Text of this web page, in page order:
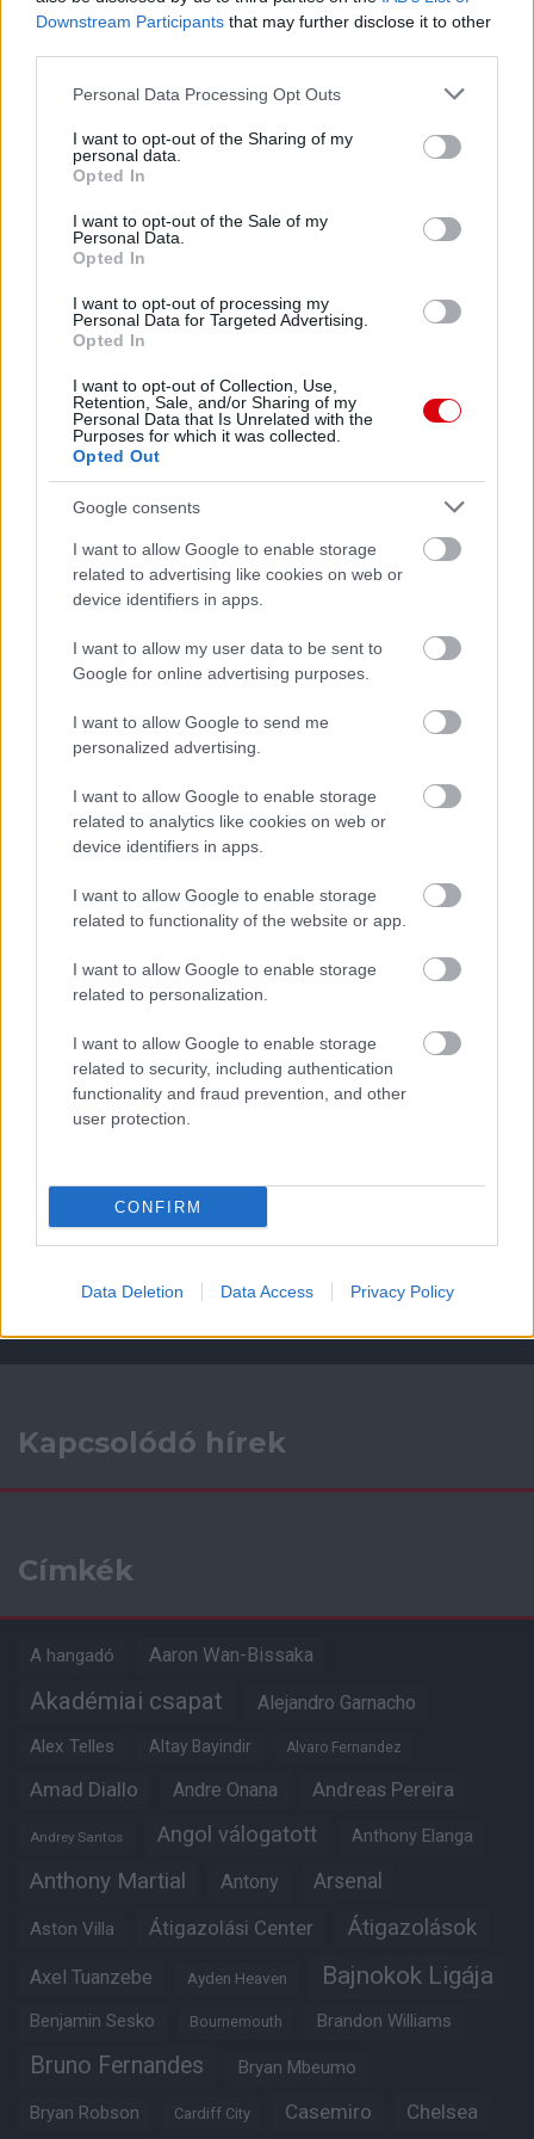
Downstream Participants that may further disclose it to other
Please note that this website/app uses one or more Google
not limited to your visit or usage behaviour. You may click to
grant or deny consent to Google and its third-party tags to
use your data for below specified purposes in below Google
consent section.
Personal Data Processing Opt Outs
I want to opt-out of the Sharing of my
personal data.
Opted In
I want to opt-out of the Sale of my
Personal Data.
Opted In
I want to opt-out of processing my
Personal Data for Targeted Advertising.
Opted In
I want to opt-out of Collection, Use,
Retention, Sale, and/or Sharing of my
Personal Data that Is Unrelated with the
Purposes for which it was collected.
Opted Out
Google consents
I want to allow Google to enable storage
related to advertising like cookies on web or
device identifiers in apps.
I want to allow my user data to be sent to
Google for online advertising purposes.
I want to allow Google to send me
personalized advertising.
I want to allow Google to enable storage
related to analytics like cookies on web or
device identifiers in apps.
I want to allow Google to enable storage
related to functionality of the website or app.
I want to allow Google to enable storage
related to personalization.
I want to allow Google to enable storage
related to security, including authentication
functionality and fraud prevention, and other
user protection.
CONFIRM
Data Deletion Data Access Privacy Policy
Paris Saint-Germain
Manchester United
Felkészülési szezon 4. mérkőzés
Nya Ullevi, Göteborg
2026-08-08 17:00
0 nap 9 óra 19 perc 20 másodperc
Leeds Unitedvs Manchester United2026-08-12 20:30
ELŐZŐ MÉRKŐZÉSEK
Támogasd adományoddal
Kapcsolódó hírek
Címkék
A hangadó Aaron Wan-Bissaka
Akadémiai csapat Alejandro Garnacho
Alex Telles Altay Bayindir Alvaro Fernandez
Amad Diallo Andre Onana Andreas Pereira
Andrey Santos Angol válogatott Anthony Elanga
Anthony Martial Antony Arsenal
Aston Villa Átigazolási Center Átigazolások
Axel Tuanzebe Ayden Heaven Bajnokok Ligája
Benjamin Sesko Bournemouth Brandon Williams
Bruno Fernandes Bryan Mbeumo
Bryan Robson Cardiff City Casemiro Chelsea